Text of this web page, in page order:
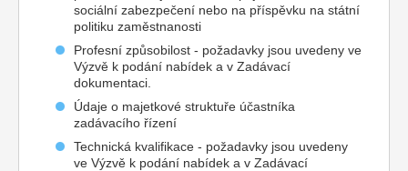
sociální zabezpečení nebo na příspěvku na státní
politiku zaměstnanosti
Profesní způsobilost - požadavky jsou uvedeny ve
Výzvě k podání nabídek a v Zadávací
dokumentaci.
Údaje o majetkové struktuře účastníka
zadávacího řízení
Technická kvalifikace - požadavky jsou uvedeny
ve Výzvě k podání nabídek a v Zadávací